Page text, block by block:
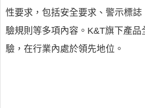
性要求，包括安全要求、警示標
驗規則等多項內容。K&T旗下產品
驗，在行業內處於領先地位。